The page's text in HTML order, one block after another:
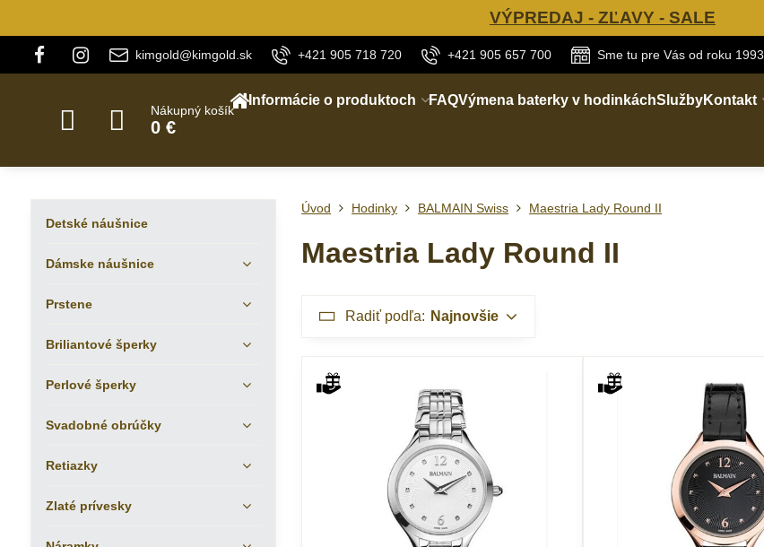
VÝPREDAJ - ZĽAVY - SALE
kimgold@kimgold.sk +421 905 718 720 +421 905 657 700 Sme tu pre Vás od roku 1993
Nákupný košík
0 €
Informácie o produktoch FAQVýmena baterky v hodinkáchSlužbyKontakt
Úvod Hodinky BALMAIN Swiss Maestria Lady Round II
Maestria Lady Round II
Radiť podľa: Najnovšie
Detské náušnice
Dámske náušnice
Prstene
Briliantové šperky
Perlové šperky
Svadobné obrúčky
Retiazky
Zlaté prívesky